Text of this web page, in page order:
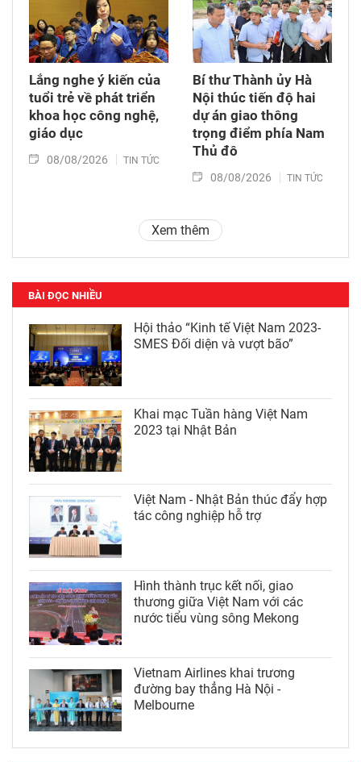
Lắng nghe ý kiến của
tuổi trẻ về phát triển
khoa học công nghệ,
giáo dục
08/08/2026 TIN TỨC
Bí thư Thành ủy Hà
Nội thúc tiến độ hai
dự án giao thông
trọng điểm phía Nam
Thủ đô
08/08/2026 TIN TỨC
Xem thêm
BÀI ĐỌC NHIỀU
Hội thảo “Kinh tế Việt Nam 2023-
SMES Đối diện và vượt bão”
Khai mạc Tuần hàng Việt Nam
2023 tại Nhật Bản
Việt Nam - Nhật Bản thúc đẩy hợp
tác công nghiệp hỗ trợ
Hình thành trục kết nối, giao
thương giữa Việt Nam với các
nước tiểu vùng sông Mekong
Vietnam Airlines khai trương
đường bay thẳng Hà Nội -
Melbourne